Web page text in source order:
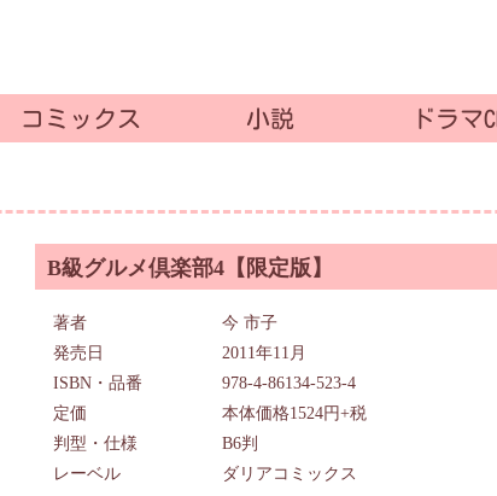
コミックス 小説 ドラマ
B級グルメ倶楽部4【限定版】
著者
今 市子
発売日
2011年11月
ISBN・品番
978-4-86134-523-4
定価
本体価格1524円+税
判型・仕様
B6判
レーベル
ダリアコミックス